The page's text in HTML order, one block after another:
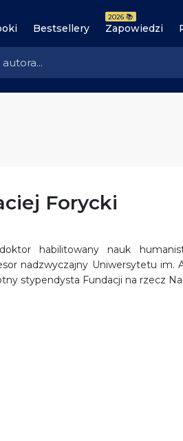
Bestsellery Zapowiedzi
2026 📚
Forycki
habilitowany nauk
nadzwyczajny Uniwersytetu im.
stypendysta Fundacji na rzecz